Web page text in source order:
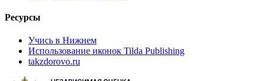
Ресурсы
Учись в Нижнем
Использование иконок Tilda Publishing
takzdorovo.ru